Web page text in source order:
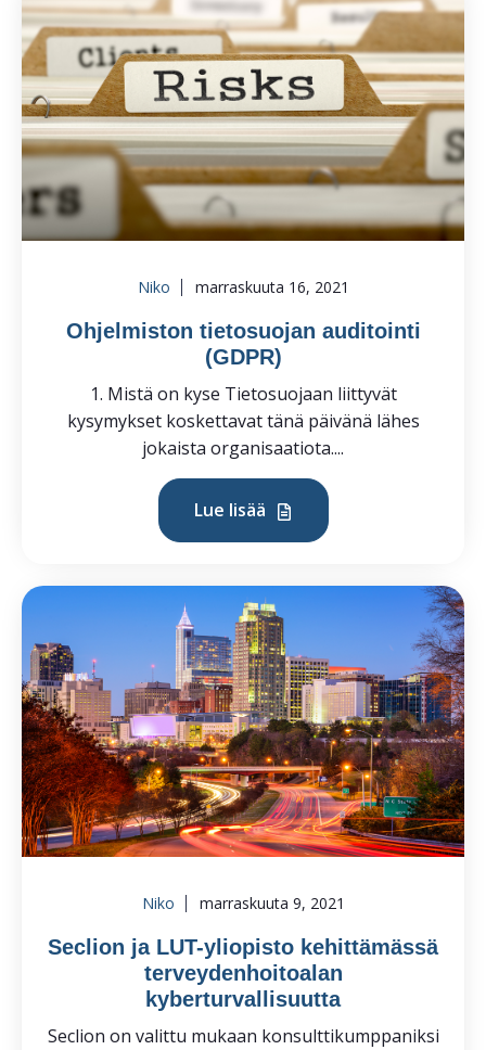
Niko marraskuuta 16, 2021
Ohjelmiston tietosuojan auditointi
(GDPR)
1. Mistä on kyse Tietosuojaan liittyvät
kysymykset koskettavat tänä päivänä lähes
jokaista organisaatiota....
Lue lisää
Niko marraskuuta 9, 2021
Seclion ja LUT-yliopisto kehittämässä
terveydenhoitoalan
kyberturvallisuutta
Seclion on valittu mukaan konsulttikumppaniksi